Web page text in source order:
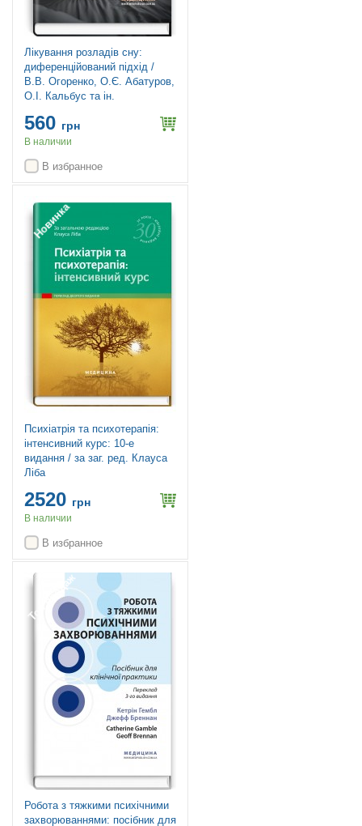
Лікування розладів сну:
диференційований підхід /
В.В. Огоренко, О.Є. Абатуров,
О.І. Кальбус та ін.
560 грн
В наличии
В избранное
Новинка
Психіатрія та психотерапія:
інтенсивний курс: 10-е
видання / за заг. ред. Клауса
Ліба
2520 грн
В наличии
В избранное
Топ продаж
Робота з тяжкими психічними
захворюваннями: посібник для